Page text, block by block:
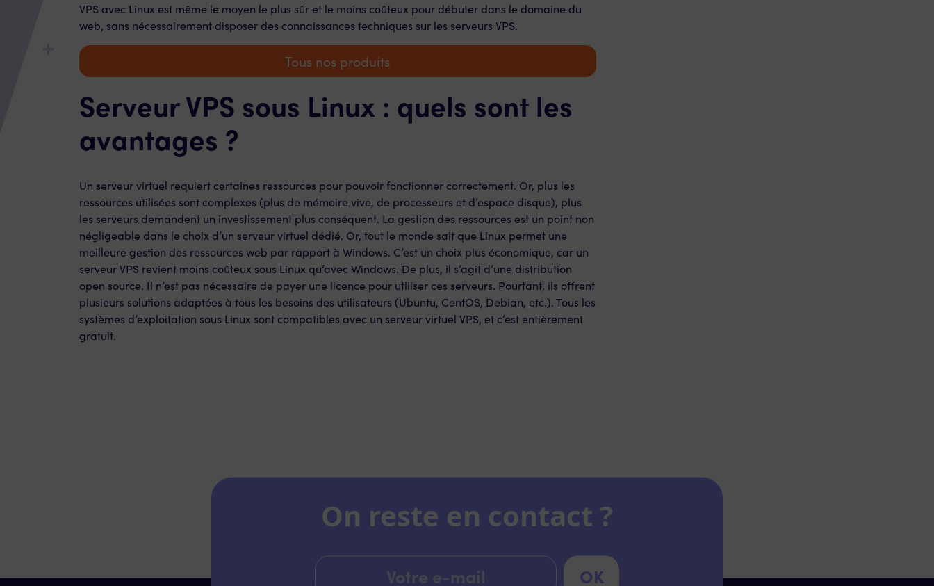
VPS avec Linux est même le moyen le plus sûr et le moins coûteux pour débuter dans le domaine du
web, sans nécessairement disposer des connaissances techniques sur les serveurs VPS.
Tous nos produits
Serveur VPS sous Linux : quels sont les
avantages ?
Un serveur virtuel requiert certaines ressources pour pouvoir fonctionner correctement. Or, plus les
ressources utilisées sont complexes (plus de mémoire vive, de processeurs et d’espace disque), plus
les serveurs demandent un investissement plus conséquent. La gestion des ressources est un point non
négligeable dans le choix d’un serveur virtuel dédié. Or, tout le monde sait que Linux permet une
meilleure gestion des ressources web par rapport à Windows. C’est un choix plus économique, car un
serveur VPS revient moins coûteux sous Linux qu’avec Windows. De plus, il s’agit d’une distribution
open source. Il n’est pas nécessaire de payer une licence pour utiliser ces serveurs. Pourtant, ils offrent
plusieurs solutions adaptées à tous les besoins des utilisateurs (Ubuntu, CentOS, Debian, etc.). Tous les
systèmes d’exploitation sous Linux sont compatibles avec un serveur virtuel VPS, et c’est entièrement
gratuit.
On reste en contact ?